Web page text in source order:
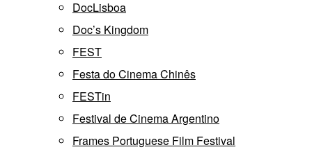
DocLisboa
Doc’s Kingdom
FEST
Festa do Cinema Chinês
FESTin
Festival de Cinema Argentino
Frames Portuguese Film Festival